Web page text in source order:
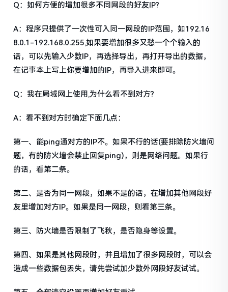
Q：如何方便的增加很多不同网段的好友IP?
A：程序只提供了一次性可入同一网段的IP范围，如192.16
8.0.1-192.168.0.255,如果要增加很多又愁一个个输入的
话，可以先输入少数IP，再选择导出，再打开导出的数据，
在记事本上写上你要增加的IP，再导入进来即可。
Q：我在局域网上使用,为什么看不到对方?
A：看不到对方时确定下面几点：
第一、能ping通对方的IP不。如果不行的话(要排除防火墙问
题，有的防火墙会禁止回复ping)，则是网络问题。如果行
的话，看第二条。
第二、是否为同一网段，如果不是的话，在增加其他网段好
友里增加对方IP。如果是同一网段，则看第三条。
第三、防火墙是否限制了飞秋，是否隐身等设置。
第四、如果是其他网段时，并且增加了很多网段时，可以会
造成一些数据包丢失，请先尝试加少数外网段好友试试。